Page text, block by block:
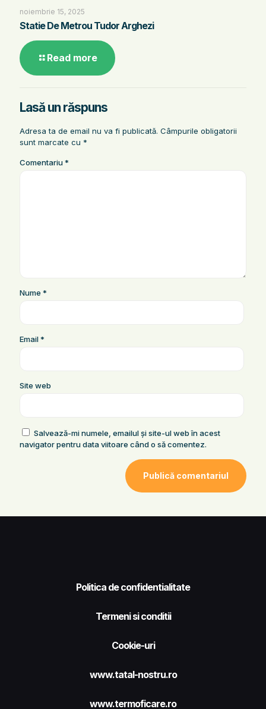
noiembrie 15, 2025
Statie De Metrou Tudor Arghezi
Read more
Lasă un răspuns
Adresa ta de email nu va fi publicată. Câmpurile obligatorii
sunt marcate cu *
Comentariu*
Nume *
Email*
Site web
Salvează-mi numele, emailul și site-ul web în acest
navigator pentru data viitoare când o să comentez.
Politica de confidentialitate
Termeni si conditii
Cookie-uri
www.tatal-nostru.ro
www.termoficare.ro